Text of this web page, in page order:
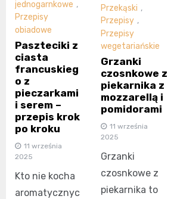
jednogarnkowe ,
Przepisy
obiadowe
Paszteciki z
ciasta
francuskieg
o z
pieczarkami
i serem –
przepis krok
po kroku
11 września
2025
Kto nie kocha
aromatycznyc
Przekąski ,
Przepisy ,
Przepisy
wegetariańskie
Grzanki
czosnkowe z
piekarnika z
mozzarellą i
pomidorami
11 września
2025
Grzanki
czosnkowe z
piekarnika to